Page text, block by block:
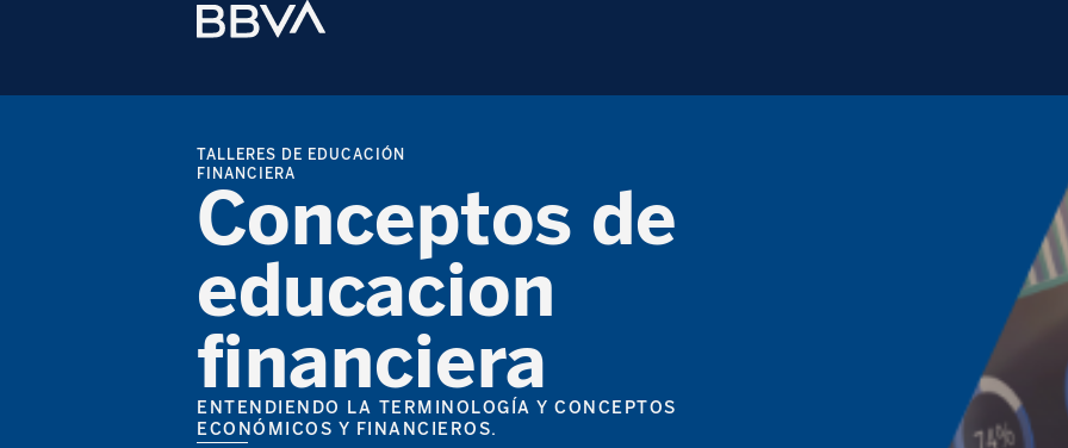
TALLERES DE EDUCACIÓN
FINANCIERA
Conceptos de
educacion
financiera
ENTENDIENDO LA TERMINOLOGÍA Y CONCEPTOS
ECONÓMICOS Y FINANCIEROS.